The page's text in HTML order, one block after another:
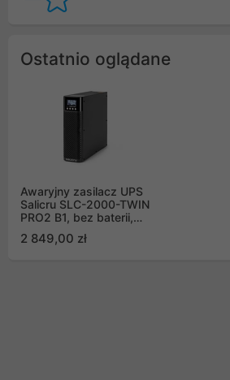
Ostatnio oglądane
Awaryjny zasilacz UPS
Salicru SLC-2000-TWIN
PRO2 B1, bez baterii,
podwójna konwersja,
2 849,00 zł